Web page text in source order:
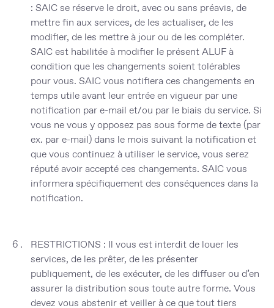
: SAIC se réserve le droit, avec ou sans préavis, de
mettre fin aux services, de les actualiser, de les
modifier, de les mettre à jour ou de les compléter.
SAIC est habilitée à modifier le présent ALUF à
condition que les changements soient tolérables
pour vous. SAIC vous notifiera ces changements en
temps utile avant leur entrée en vigueur par une
notification par e-mail et/ou par le biais du service. Si
vous ne vous y opposez pas sous forme de texte (par
ex. par e-mail) dans le mois suivant la notification et
que vous continuez à utiliser le service, vous serez
réputé avoir accepté ces changements. SAIC vous
informera spécifiquement des conséquences dans la
notification.
RESTRICTIONS : Il vous est interdit de louer les
services, de les prêter, de les présenter
publiquement, de les exécuter, de les diffuser ou d’en
assurer la distribution sous toute autre forme. Vous
devez vous abstenir et veiller à ce que tout tiers